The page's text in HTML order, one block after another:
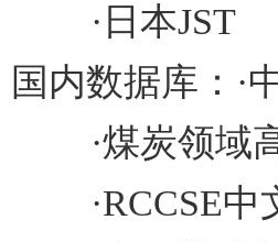
·日本JST
国内数据库：·
·煤炭领域
·RCCSE中